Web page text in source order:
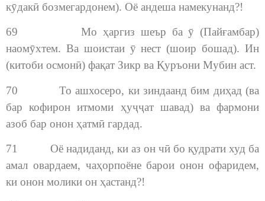
кӯдакӣ бозмегардонем). Оё андеша намекунанд?!
69 Мо ҳаргиз шеър ба ӯ (Пайғамбар)
наомӯхтем. Ва шоистаи ӯ нест (шоир бошад). Ин
(китоби осмонӣ) фақат Зикр ва Қуръони Мубин аст.
70 То ашхосеро, ки зиндаанд бим диҳад (ва
бар кофирон итмоми ҳуҷҷат шавад) ва фармони
азоб бар онон ҳатмӣ гардад.
71 Оё надиданд, ки аз он чӣ бо қудрати худ ба
амал овардаем, чаҳорпоёне барои онон офаридем,
ки онон молики он ҳастанд?!